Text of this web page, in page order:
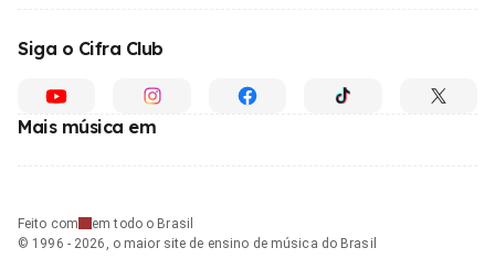
Siga o Cifra Club
Mais música em
Feito com
em todo o Brasil
© 1996 - 2026, o maior site de ensino de música do Brasil